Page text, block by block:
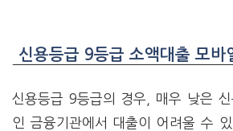
신용등급 9등급 소액대출 모바
신용등급 9등급의 경우, 매우 낮은
인 금융기관에서 대출이 어려울 수